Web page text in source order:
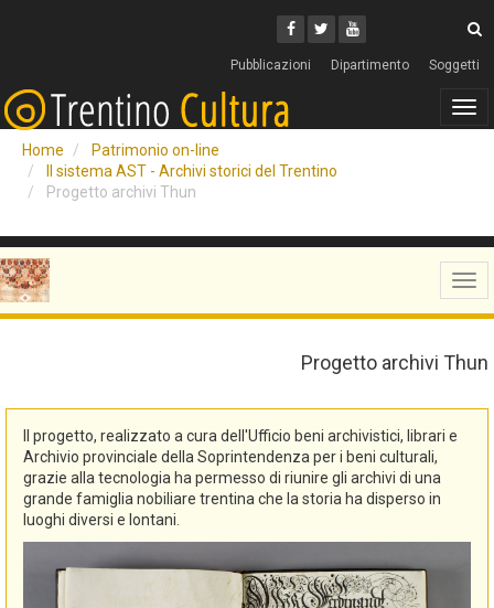
Facebook
Twitter
Youtube
Pubblicazioni Dipartimento Soggetti
Home
Patrimonio on-line
Il sistema AST - Archivi storici del Trentino
Progetto archivi Thun
Progetto archivi Thun
Il progetto, realizzato a cura dell'Ufficio beni archivistici, librari e
Archivio provinciale della Soprintendenza per i beni culturali,
grazie alla tecnologia ha permesso di riunire gli archivi di una
grande famiglia nobiliare trentina che la storia ha disperso in
luoghi diversi e lontani.